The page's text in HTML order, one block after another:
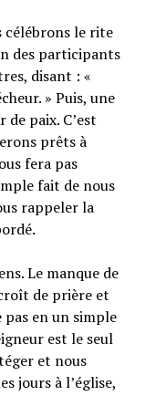
célébrons le rite
des participants
disant : «
» Puis, une
paix. Cʼest
prêts à
fera pas
fait de nous
rappeler la
Le manque de
de prière et
en un simple
est le seul
et nous
jours à lʼéglise,